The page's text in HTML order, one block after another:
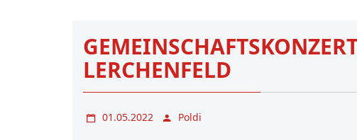
LERCHENFELD
01.05.2022 Poldi